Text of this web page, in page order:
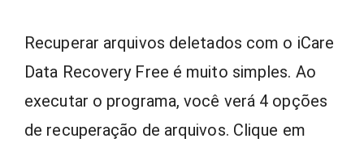
Recuperar arquivos deletados com o iCare
Data Recovery Free é muito simples. Ao
executar o programa, você verá 4 opções
de recuperação de arquivos. Clique em